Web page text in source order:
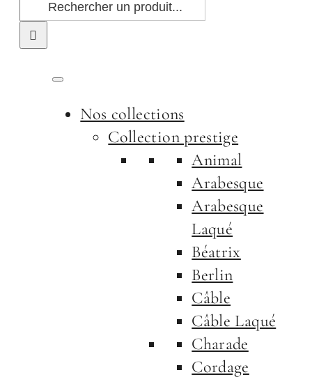
Nos collections
Collection prestige
Animal
Arabesque
Arabesque
Laqué
Béatrix
Berlin
Câble
Câble Laqué
Charade
Cordage